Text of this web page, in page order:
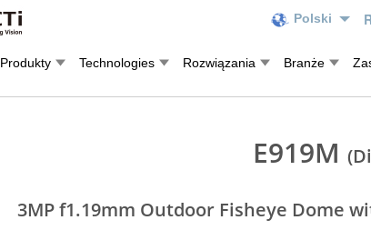
Polski
Produkty Technologies Rozwiązania Branże
E919M
3MP f1.19mm Outdoor Fisheye Dome